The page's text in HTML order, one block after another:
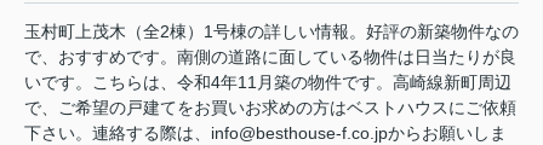
玉村町上茂木（全2棟）1号棟の詳しい情報。好評の新築物件なの
で、おすすめです。南側の道路に面している物件は日当たりが良
いです。こちらは、令和4年11月築の物件です。高崎線新町周辺
で、ご希望の戸建てをお買いお求めの方はベストハウスにご依頼
下さい。連絡する際は、info@besthouse-f.co.jpからお願いしま